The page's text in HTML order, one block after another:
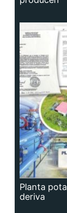
Planta
deriva